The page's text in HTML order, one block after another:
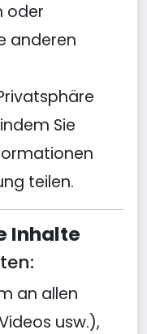
oder
anderen
Sie
teilen.
Inhalte
an allen
usw.),